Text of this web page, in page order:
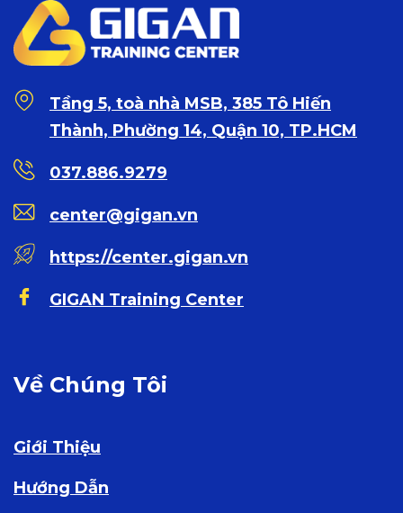
Tầng 5, toà nhà MSB, 385 Tô Hiến
Thành, Phường 14, Quận 10, TP.HCM
037.886.9279
center@gigan.vn
https://center.gigan.vn
GIGAN Training Center
Về Chúng Tôi
Giới Thiệu
Hướng Dẫn